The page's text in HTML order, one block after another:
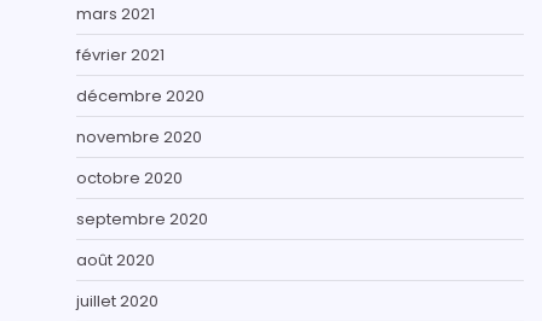
mars 2021
février 2021
décembre 2020
novembre 2020
octobre 2020
septembre 2020
août 2020
juillet 2020